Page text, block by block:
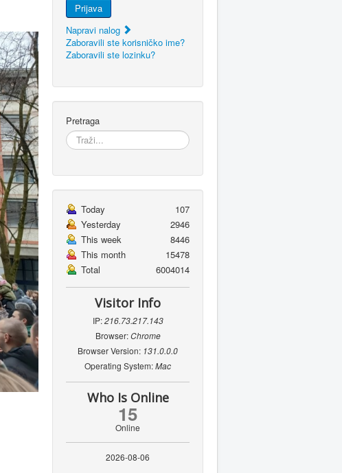
Prijava
Napravi nalog
Zaboravili ste korisničko ime?
Zaboravili ste lozinku?
Pretraga
Today
107
Yesterday
2946
This week
8446
This month
15478
Total
6004014
Visitor Info
IP:216.73.217.143
Browser:Chrome
Browser Version: 131.0.0.0
Operating System:Mac
Who Is Online
15
Online
2026-08-06